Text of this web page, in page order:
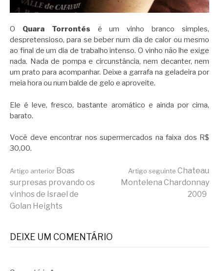
O Quara Torrontés é um vinho branco simples,
despretensioso, para se beber num dia de calor ou mesmo
ao final de um dia de trabalho intenso. O vinho não lhe exige
nada. Nada de pompa e circunstância, nem decanter, nem
um prato para acompanhar. Deixe a garrafa na geladeira por
meia hora ou num balde de gelo e aproveite.
Ele é leve, fresco, bastante aromático e ainda por cima,
barato.
Você deve encontrar nos supermercados na faixa dos R$
30,00.
Continue
lendo
Artigo anterior Boas
surpresas provando os
vinhos de Israel de
Golan Heights
Artigo seguinte Chateau
Montelena Chardonnay
2009
DEIXE UM COMENTÁRIO